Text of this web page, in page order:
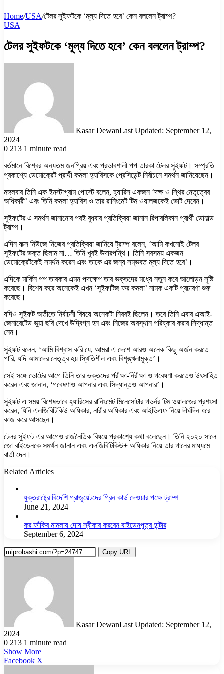
Home/USA/টেলর সুইফটকে ‘মূল্য দিতে হবে’ কেন বললেন ট্রাম্প?
USA
টেলর সুইফটকে ‘মূল্য দিতে হবে’ কেন বললেন ট্রাম্প?
Kasar DewanLast Updated: September 12,
2024
0 213 1 minute read
বর্তমানে বিশ্বের অন্যতম জনপ্রিয় এবং প্রভাবশালী পপ তারকা টেলর সুইফট। সম্প্রতি
প্রকাশ্যে ডেমোক্রেট প্রার্থী কমলা হ্যারিসকে প্রেসিডেন্ট নির্বাচনে সমর্থন জানিয়েছেন।
মঙ্গলবার তিনি এক ইনস্টাগ্রাম পোস্টে বলেন, হ্যারিস একজন ‘দক্ষ ও স্থির নেতৃত্বের
অধিকারী’ এবং তিনি কমলা হ্যারিস ও তার রানিংমেট টিম ওয়ালজকেই ভোট দেবেন।
সুইফটের এ সমর্থন জানানোর পরই বুধবার প্রতিক্রিয়া জানান রিপাবলিকান প্রার্থী ডোনাল্ড
ট্রাম্প।
এদিন ফক্স নিউজে নিজের প্রতিক্রিয়া জানিয়ে ট্রাম্প বলেন, ‘আমি কখনোই টেলর
সুইফটের ভক্ত ছিলাম না… তিনি খুবই উদারপন্থি। তিনি সবসময় একজন
ডেমোক্রেটকেই সমর্থন করেন এবং তাকে এর জন্য সম্ভবত মূল্য দিতে হবে’।
এদিকে মার্কিন পপ তারকার এমন পদক্ষেপ তার ভক্তদের মধ্যে নতুন করে আলোড়ন সৃষ্টি
করেছে। বিশেষ করে অনেকেই এখন ‘সুইফটিজ ফর কমলা’ নামক একটি প্রচারণা শুরু
করেছে।
যদিও সুইফট অতীতে নির্বাচনী বিষয়ে অনেকটা নিরবই ছিলেন। তবে তিনি এবার এআই-
জেনারেটেড ভুয়া ছবি দেখে উদ্বিগ্ন হন এবং নিজের অবস্থান পরিষ্কার করার সিদ্ধান্ত
নেন।
সুইফট বলেন, ‘আমি বিশ্বাস করি যে, আমরা এ দেশে আরও অনেক কিছু অর্জন করতে
পারি, যদি আমাদের নেতৃত্ব হয় স্থিতিশীল এবং বিশৃঙ্খলামুক্ত’।
সেই সঙ্গে ভোটের আগে তিনি তার ভক্তদের পরীক্ষা-নিরীক্ষা ও গবেষণা করতেও উৎসাহিত
করেন এবং জানান, ‘গবেষণাও আপনার এবং সিদ্ধান্তও আপনার’।
সুইফট এ সময় বিশেষভাবে হ্যারিসের রানিংমেট মিনেসোটার গভর্নর টিম ওয়ালজের প্রশংসা
করেন, যিনি এলজিবিটিকিউ অধিকার, নারীর অধিকার এবং আইভিএফ নিয়ে দীর্ঘদিন ধরে
কাজ করে আসছেন।
টেলর সুইফট এর আগেও রাজনৈতিক বিষয়ে প্রকাশ্যে কথা বলেছেন। তিনি ২০২০ সালে
জো বাইডেনকে সমর্থন জানান এবং এলজিবিটিকিউ+ অধিকার নিয়ে তার গানের মাধ্যমে
বার্তা দেন।
Related Articles
যুক্তরাষ্ট্রে বিদেশি গ্রাজুয়েটদের গ্রিন কার্ড দেওয়ার পক্ষে ট্রাম্প
June 21, 2024
কর ফাঁকির মামলায় দোষ স্বীকার করবেন বাইডেনপুত্র হান্টার
September 6, 2024
Copy URL
Kasar DewanLast Updated: September 12,
2024
0 213 1 minute read
Show More
Facebook X